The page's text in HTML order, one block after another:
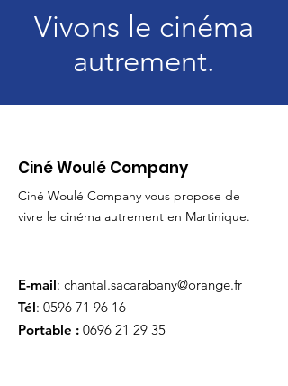
Vivons le cinéma
autrement.
Ciné Woulé Company
Ciné Woulé Company vous propose de
vivre le cinéma autrement en Martinique.
E-mail: chantal.sacarabany@orange.fr
Tél: 0596 71 96 16
Portable : 0696 21 29 35